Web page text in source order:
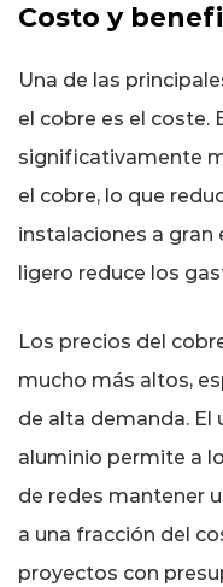
Costo y
Una de las
el cobre es el coste.
significativamente
el cobre, lo que
instalaciones a gran
ligero reduce los
Los precios del
mucho más altos,
de alta demanda. El
aluminio permite a
de redes mantener
a una fracción del
proyectos con